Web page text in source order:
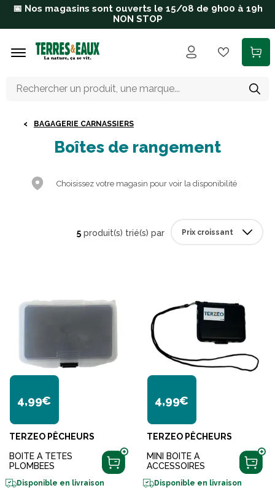
Aller au contenu principal
📅 Nos magasins sont ouverts le 15/08 de 9h00 à 19h
NON STOP
BAGAGERIE CARNASSIERS
Boîtes de rangement
Choisissez votre magasin pour voir la disponibilité
5 produit(s) trié(s) par
4,99€
TERZEO PÊCHEURS
BOITE A TETES
PLOMBEES
Disponible en livraison
4,99€
TERZEO PÊCHEURS
MINI BOITE A
ACCESSOIRES
Disponible en livraison